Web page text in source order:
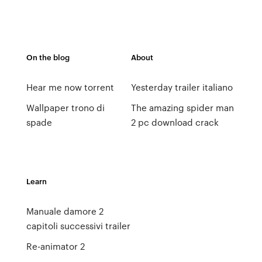
On the blog
Hear me now torrent
Wallpaper trono di
spade
About
Yesterday trailer italiano
The amazing spider man
2 pc download crack
Learn
Manuale damore 2
capitoli successivi trailer
Re-animator 2